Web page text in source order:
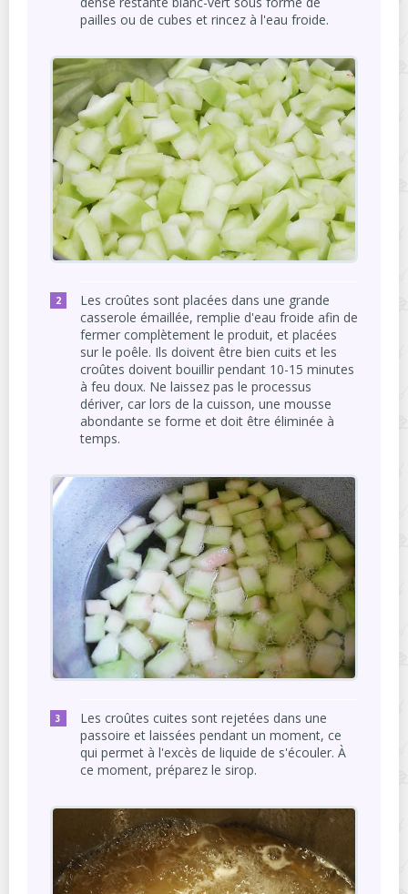
pailles ou de cubes et rincez à l'eau froide.
Les croûtes sont placées dans une grande
casserole émaillée, remplie d'eau froide afin de
fermer complètement le produit, et placées
sur le poêle. Ils doivent être bien cuits et les
croûtes doivent bouillir pendant 10-15 minutes
à feu doux. Ne laissez pas le processus
dériver, car lors de la cuisson, une mousse
abondante se forme et doit être éliminée à
temps.
Les croûtes cuites sont rejetées dans une
passoire et laissées pendant un moment, ce
qui permet à l'excès de liquide de s'écouler. À
ce moment, préparez le sirop.